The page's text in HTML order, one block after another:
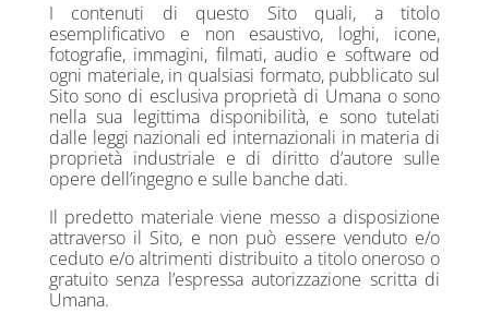
I contenuti di questo Sito quali, a titolo
esemplificativo e non esaustivo, loghi, icone,
fotografie, immagini, filmati, audio e software od
ogni materiale, in qualsiasi formato, pubblicato sul
Sito sono di esclusiva proprietà di Umana o sono
nella sua legittima disponibilità, e sono tutelati
dalle leggi nazionali ed internazionali in materia di
proprietà industriale e di diritto d’autore sulle
opere dell’ingegno e sulle banche dati.
Il predetto materiale viene messo a disposizione
attraverso il Sito, e non può essere venduto e/o
ceduto e/o altrimenti distribuito a titolo oneroso o
gratuito senza l’espressa autorizzazione scritta di
Umana.